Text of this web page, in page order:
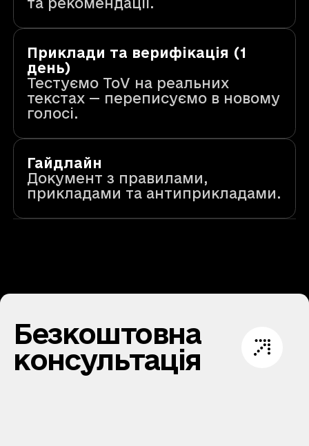
Приклади та верифікація (1
день)
Тестуємо ToV на реальних
текстах — переписуємо в новому
голосі.
Гайдлайн
Документ з правилами,
прикладами та антиприкладами.
Безкоштовна
консультація